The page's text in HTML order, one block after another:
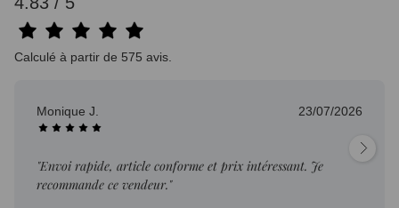
Calculé à partir de 575 avis.
Monique J. 23/07/2026
"Envoi rapide, article conforme et prix intéressant. Je
recommande ce vendeur."